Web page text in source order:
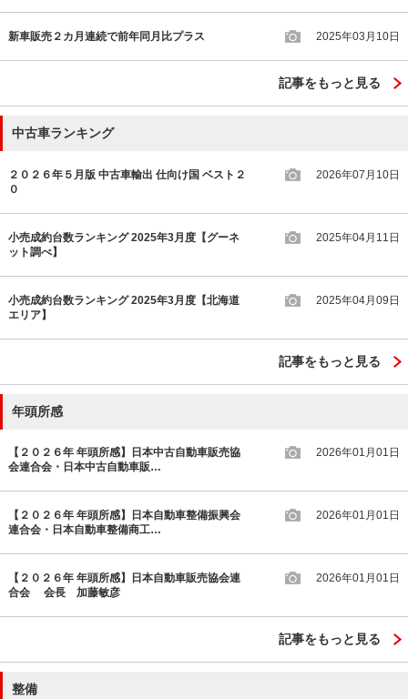
新車販売２カ月連続で前年同月比プラス 2025年03月10日
記事をもっと見る
中古車ランキング
２０２６年５月版 中古車輸出 仕向け国 ベスト２
０
2026年07月10日
小売成約台数ランキング 2025年3月度【グーネ
ット調べ】
2025年04月11日
小売成約台数ランキング 2025年3月度【北海道
エリア】
2025年04月09日
記事をもっと見る
年頭所感
【２０２６年 年頭所感】日本中古自動車販売協
会連合会・日本中古自動車販…
2026年01月01日
【２０２６年 年頭所感】日本自動車整備振興会
連合会・日本自動車整備商工…
2026年01月01日
【２０２６年 年頭所感】日本自動車販売協会連
合会 会長 加藤敏彦
2026年01月01日
記事をもっと見る
整備